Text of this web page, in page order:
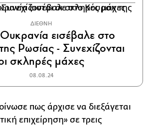
ΔΙΕΘΝΗ
Ουκρανία εισέβαλε στο
Ρωσίας - Συνεχίζονται
σκληρές μάχες
08.08.24
πως άρχισε να διεξάγεται
επιχείρηση» σε τρεις